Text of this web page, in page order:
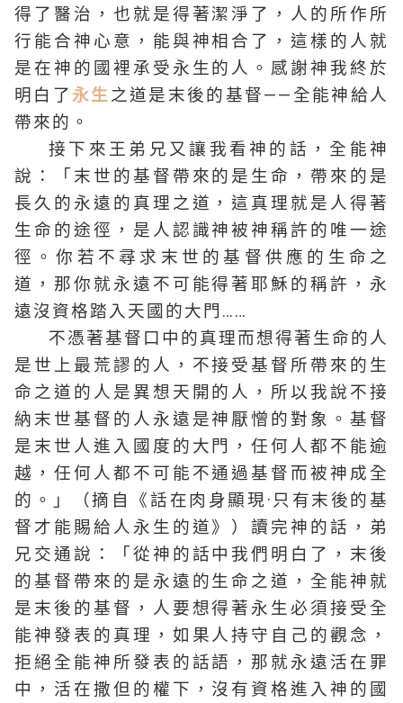
得了醫治，也就是得著潔淨了，人的所作所
行能合神心意，能與神相合了，這樣的人就
是在神的國裡承受永生的人。感謝神我終於
明白了永生之道是末後的基督——全能神給人
帶來的。
接下來王弟兄又讓我看神的話，全能神
說：「末世的基督帶來的是生命，帶來的是
長久的永遠的真理之道，這真理就是人得著
生命的途徑，是人認識神被神稱許的唯一途
徑。你若不尋求末世的基督供應的生命之
道，那你就永遠不可能得著耶穌的稱許，永
遠沒資格踏入天國的大門……
不憑著基督口中的真理而想得著生命的人
是世上最荒謬的人，不接受基督所帶來的生
命之道的人是異想天開的人，所以我說不接
納末世基督的人永遠是神厭憎的對象。基督
是末世人進入國度的大門，任何人都不能逾
越，任何人都不可能不通過基督而被神成全
的。」（摘自《話在肉身顯現·只有末後的基
督才能賜給人永生的道》）讀完神的話，弟
兄交通說：「從神的話中我們明白了，末後
的基督帶來的是永遠的生命之道，全能神就
是末後的基督，人要想得著永生必須接受全
能神發表的真理，如果人持守自己的觀念，
拒絕全能神所發表的話語，那就永遠活在罪
中，活在撒但的權下，沒有資格進入神的國